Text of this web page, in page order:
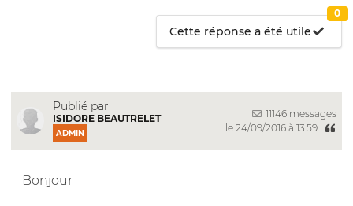
Cette réponse a été utile
0
Publié par
ISIDORE BEAUTRELET
ADMIN
11146 messages
le 24/09/2016 à 13:59
Bonjour